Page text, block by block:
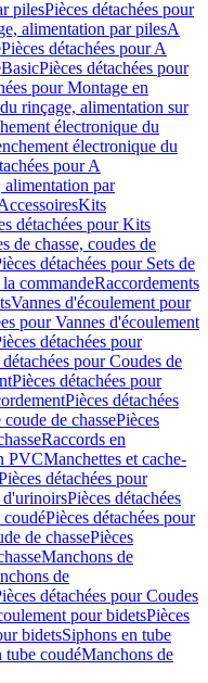
pilesPièces détachées pour
alimentation par pilesA
Pièces détachées pour A
BasicPièces détachées pour
pour Montage en
rinçage, alimentation sur
électronique du
électronique du
pour A
alimentation par
Kits
détachées pour Kits
de chasse, coudes de
détachées pour Sets de
commandeRaccordements
Vannes d'écoulement pour
pour Vannes d'écoulement
détachées pour
détachées pour Coudes de
Pièces détachées pour
Pièces détachées
de chassePièces
Raccords en
PVCManchettes et cache-
détachées pour
d'urinoirsPièces détachées
coudéPièces détachées pour
de chassePièces
Manchons de
de
détachées pour Coudes
pour bidetsPièces
bidetsSiphons en tube
tube coudéManchons de